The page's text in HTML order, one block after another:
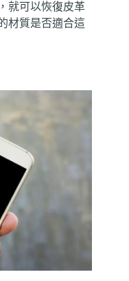
就可以恢復皮革
材質是否適合這